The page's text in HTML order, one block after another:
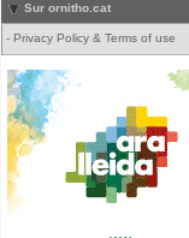
Sur ornitho.cat
- Privacy Policy & Terms of use